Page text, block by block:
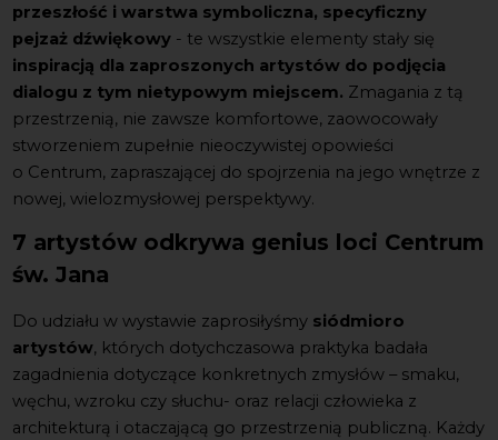
przeszłość i warstwa symboliczna, specyficzny
pejzaż dźwiękowy - te wszystkie elementy stały się
inspiracją dla zaproszonych artystów do podjęcia
dialogu z tym nietypowym miejscem. Zmagania z tą
przestrzenią, nie zawsze komfortowe, zaowocowały
stworzeniem zupełnie nieoczywistej opowieści
o Centrum, zapraszającej do spojrzenia na jego wnętrze z
nowej, wielozmysłowej perspektywy.
7 artystów odkrywa genius loci Centrum
św. Jana
Do udziału w wystawie zaprosiłyśmy siódmioro
artystów, których dotychczasowa praktyka badała
zagadnienia dotyczące konkretnych zmysłów – smaku,
węchu, wzroku czy słuchu- oraz relacji człowieka z
architekturą i otaczającą go przestrzenią publiczną. Każdy